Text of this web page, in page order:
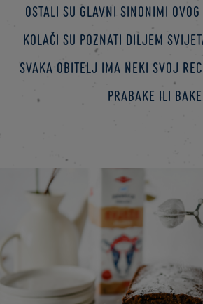
ostali su glavni sinonimi ovog
kolači su poznati diljem
svaka obitelj ima neki svoj
prabake ili